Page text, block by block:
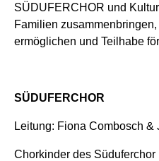
SÜDUFERCHOR und
Familien
ermöglichen und Teilhabe
SÜDUFERCHOR
Leitung: Fiona Combosch &
Chorkinder des Süduferchor